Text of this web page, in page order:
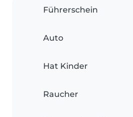
Führerschein
Auto
Hat Kinder
Raucher